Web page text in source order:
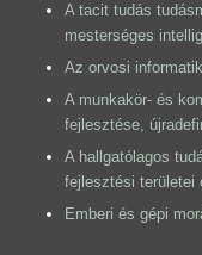
A tacit tudás
mesterséges
Az orvosi
A munkakör- és
fejlesztése,
A hallgatólagos
fejlesztési területei
Emberi és gépi